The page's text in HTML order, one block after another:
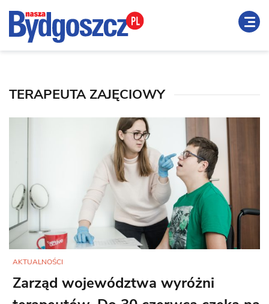
TERAPEUTA ZAJĘCIOWY
AKTUALNOŚCI
Zarząd województwa wyróżni